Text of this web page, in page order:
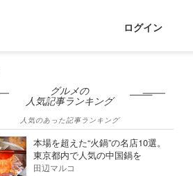
ログイン
グルメの
人気記事ランキング
人気のあった記事ランキング
本場を超えた“火鍋”の名店10選。
東京都内で人気の中国鍋を
田辺マルコ